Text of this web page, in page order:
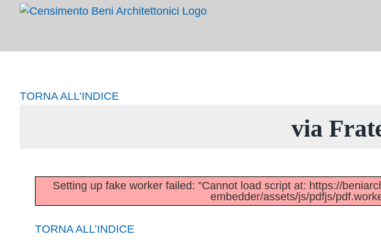
Salta
TORNA ALL’INDICE
via
Setting up fake worker failed: "Cannot load script at: https://
embedder/assets/js/pdfjs/
TORNA ALL’INDICE